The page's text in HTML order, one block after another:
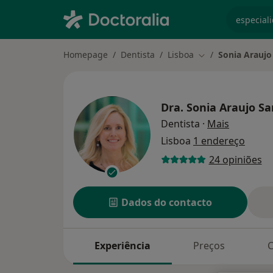
Homepage Dentista Lisboa Mudar de cidade
Sonia
Dra. Sonia Araujo
Dentista · Mais
Lisboa 1 endereço
24 opiniões
Dados do contacto
Experiência Preços